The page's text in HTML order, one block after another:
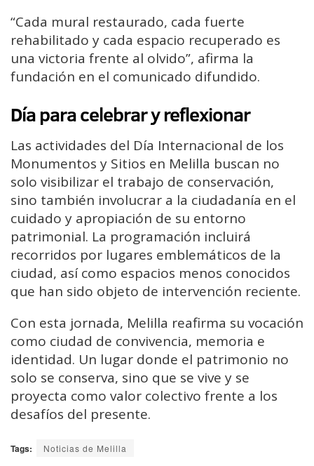
“Cada mural restaurado, cada fuerte
rehabilitado y cada espacio recuperado es
una victoria frente al olvido”, afirma la
fundación en el comunicado difundido.
Día para celebrar y reflexionar
Las actividades del Día Internacional de los
Monumentos y Sitios en Melilla buscan no
solo visibilizar el trabajo de conservación,
sino también involucrar a la ciudadanía en el
cuidado y apropiación de su entorno
patrimonial. La programación incluirá
recorridos por lugares emblemáticos de la
ciudad, así como espacios menos conocidos
que han sido objeto de intervención reciente.
Con esta jornada, Melilla reafirma su vocación
como ciudad de convivencia, memoria e
identidad. Un lugar donde el patrimonio no
solo se conserva, sino que se vive y se
proyecta como valor colectivo frente a los
desafíos del presente.
Tags: Noticias de Melilla